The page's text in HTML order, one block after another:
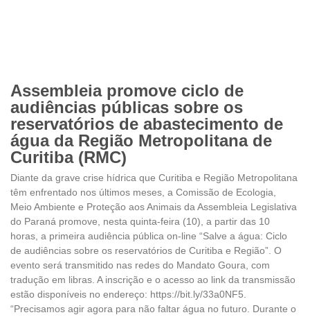
Assembleia promove ciclo de
audiências públicas sobre os
reservatórios de abastecimento de
água da Região Metropolitana de
Curitiba (RMC)
Diante da grave crise hídrica que Curitiba e Região Metropolitana
têm enfrentado nos últimos meses, a Comissão de Ecologia,
Meio Ambiente e Proteção aos Animais da Assembleia Legislativa
do Paraná promove, nesta quinta-feira (10), a partir das 10
horas, a primeira audiência pública on-line “Salve a água: Ciclo
de audiências sobre os reservatórios de Curitiba e Região”. O
evento será transmitido nas redes do Mandato Goura, com
tradução em libras. A inscrição e o acesso ao link da transmissão
estão disponíveis no endereço: https://bit.ly/33a0NF5.
“Precisamos agir agora para não faltar água no futuro. Durante o